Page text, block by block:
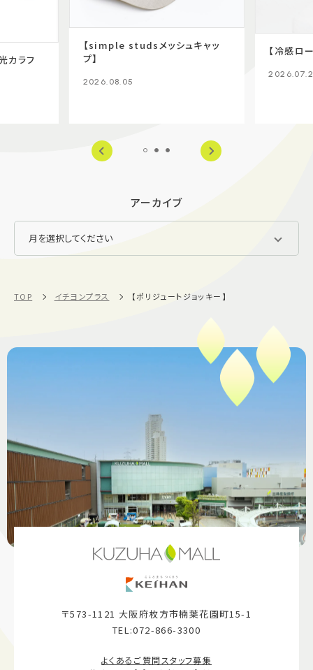
カラフ
【simple studsメッシュキャッ
プ】
2026.08.05
【冷感ロ
アーカイブ
TOP イチヨンプラス 【ポリジュートジョッキー】
〒573-1121 大阪府枚方市楠葉花園町15-1
TEL:072-866-3300
よくあるご質問スタッフ募集